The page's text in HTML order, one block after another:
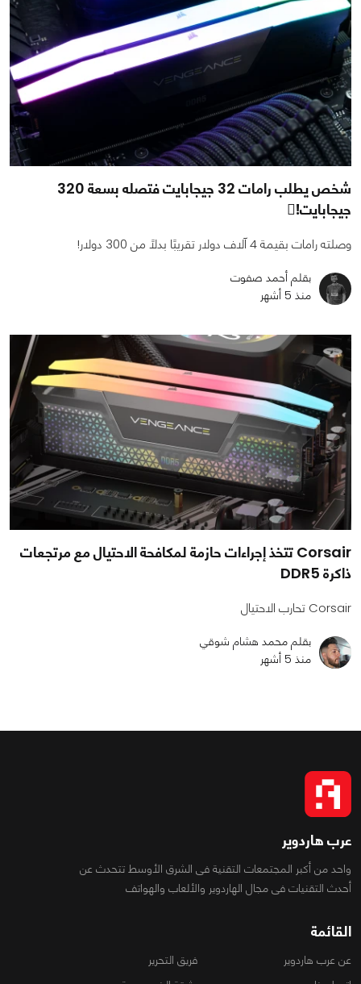
شخص يطلب رامات 32 جيجابايت فتصله بسعة 320
جيجابايت!ِ
وصلته رامات بقيمة 4 آلاف دولار تقريبًا بدلًا من 300 دولار!
بقلم أحمد صفوت
منذ 5 أشهر
Corsair تتخذ إجراءات حازمة لمكافحة الاحتيال مع مرتجعات
ذاكرة DDR5
Corsair تحارب الاحتيال
بقلم محمد هشام شوقي
منذ 5 أشهر
عرب هاردوير
واحد من أكبر المجتمعات التقنية فى الشرق الأوسط تتحدث عن
أحدث التقنيات فى مجال الهاردوير والألعاب والهواتف
القائمة
عن عرب هاردوير
فريق التحرير